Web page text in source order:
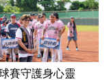
賽守護身心靈